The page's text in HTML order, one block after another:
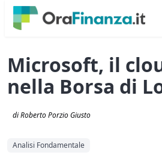
Microsoft, il
nella Borsa di
di Roberto Porzio Giusto
Analisi Fondamentale